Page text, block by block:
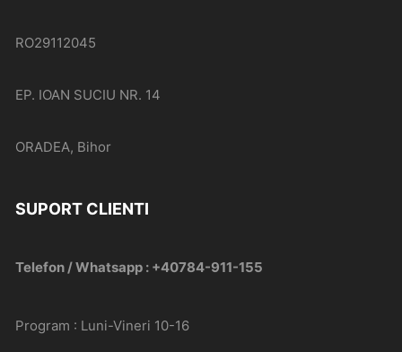
RO29112045
EP. IOAN SUCIU NR. 14
ORADEA, Bihor
SUPORT CLIENTI
Telefon / Whatsapp : +40784-911-155
Program : Luni-Vineri 10-16